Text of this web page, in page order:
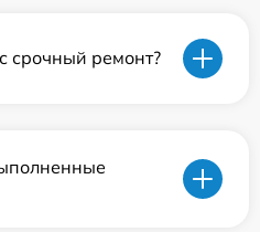
срочный ремонт?